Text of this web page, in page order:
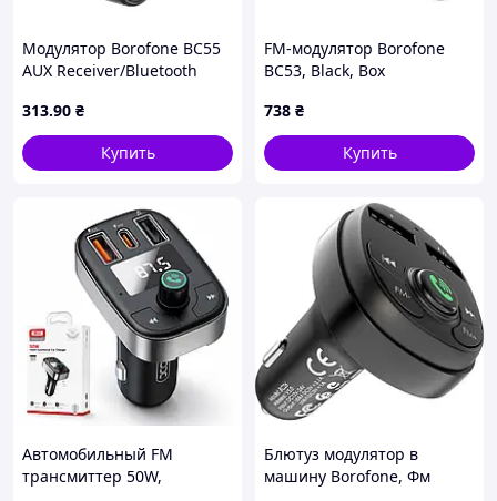
Модулятор Borofone BC55
AUX Receiver/Bluetooth
313.90 ₴
Купить
FM-модулятор Borofone
BC53, Black, Box
738 ₴
Купить
Автомобильный FM
трансмиттер 50W,
Блютуз модулятор в
машину Borofone, Фм